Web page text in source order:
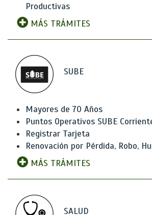
Productivas
MÁS TRÁMITES
SUBE
Mayores de 70 Años
Puntos Operativos SUBE
Registrar Tarjeta
Renovación por Pérdida, Robo,
MÁS TRÁMITES
SALUD